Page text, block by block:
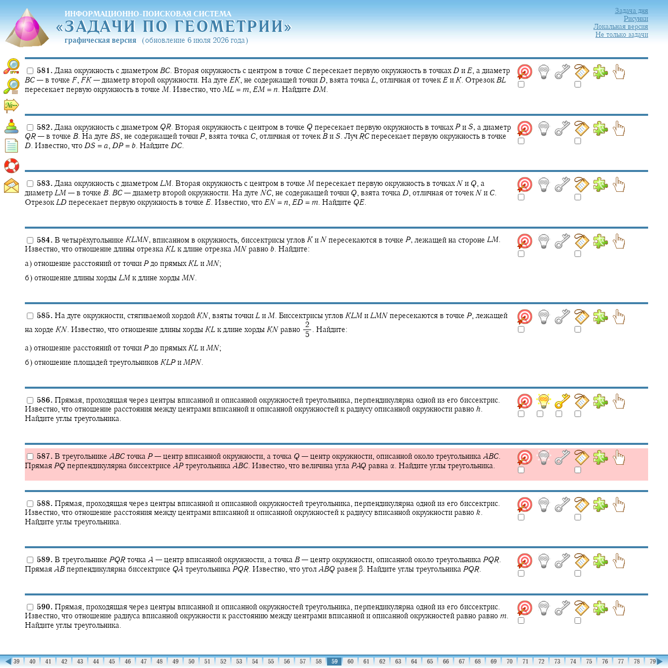
◀ 39 40 41 42 43 44 45 46 47 48 49 50 51 52 53 54 55 56 57 58 59 60 61 62 63 64 65 66 67 68 69 70 71 72 73 74 75 76 77 78 79 ▶
ИНФОРМАЦИОННО-ПОИСКОВАЯ СИСТЕМА
«ЗАДАЧИ ПО ГЕОМЕТРИИ»
«ЗАДАЧИ ПО ГЕОМЕТРИИ»
графическая версия (обновление 6 июля 2026 года)
Задача дня
Рисунки
Локальная версия
Не только задачи
581. Дана окружность с диаметром BC. Вторая окружность с центром в точке C пересекает первую окружность в точках D и E, а диаметр
BC — в точке F, FK—диаметр второй окружности. На дуге EK, не содержащей точки D, взята точка L, отличная от точек E и K. Отрезок BL
пересекает первую окружность в точке M. Известно, что ML = m, EM = n. Найдите DM.
582. Дана окружность с диаметром QR. Вторая окружность с центром в точке Q пересекает первую окружность в точках P и S, а диаметр
QR — в точке B. На дуге BS, не содержащей точки P, взята точка C, отличная от точек B и S. Луч RC пересекает первую окружность в точке
D. Известно, что DS = a, DP = b. Найдите DC.
583. Дана окружность с диаметром LM. Вторая окружность с центром в точке M пересекает первую окружность в точках N и Q, а
диаметр LM — в точке B. BC —диаметр второй окружности. На дуге NC, не содержащей точки Q, взята точка D, отличная от точек N и C.
Отрезок LD пересекает первую окружность в точке E. Известно, что EN = n, ED = m. Найдите QE.
584. В четырёхугольнике KLMN, вписанном в окружность, биссектрисы углов K и N пересекаются в точке P, лежащей на стороне LM.
Известно, что отношение длины отрезка KL к длине отрезка MN равно b. Найдите:
а) отношение расстояний от точки Pдо прямых KL и MN;
б) отношение длины хорды LM к длине хорды MN.
585. На дуге окружности, стягиваемой хордой KN, взяты точки L и M. Биссектрисы углов KLM и LMN пересекаются в точке P, лежащей
на хорде KN. Известно, что отношение длины хорды KL к длине хорды KN равно
‍ 2
‍ 5
. Найдите:
а) отношение расстояний от точки Pдо прямых KL и MN;
б) отношение площадей треугольников KLP и MPN.
586. Прямая, проходящая через центры вписанной и описанной окружностей треугольника, перпендикулярна одной из его биссектрис.
Известно, что отношение расстояния между центрами вписанной и описанной окружностей к радиусу описанной окружности равно h.
Найдите углы треугольника.
587. В треугольнике ABC точка P — центр вписанной окружности, а точка Q — центр окружности, описанной около треугольника ABC.
Прямая PQ перпендикулярна биссектрисе AP треугольника ABC. Известно, что величина угла PAQ равна α. Найдите углы треугольника.
588. Прямая, проходящая через центры вписанной и описанной окружностей треугольника, перпендикулярна одной из его биссектрис.
Известно, что отношение расстояния между центрами вписанной и описанной окружностей к радиусу вписанной окружности равно k.
Найдите углы треугольника.
589. В треугольнике PQR точка A — центр вписанной окружности, а точка B — центр окружности, описанной около треугольника PQR.
Прямая AB перпендикулярна биссектрисе QA треугольника PQR. Известно, что угол ABQ равен β. Найдите углы треугольника PQR.
590. Прямая, проходящая через центры вписанной и описанной окружностей треугольника, перпендикулярна одной из его биссектрис.
Известно, что отношение радиуса вписанной окружности к расстоянию между центрами вписанной и описанной окружностей равно равно m.
Найдите углы треугольника.